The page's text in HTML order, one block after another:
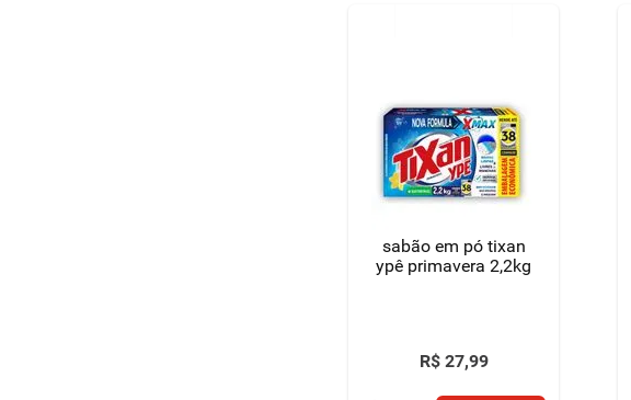
sabão em pó tixan
ypê primavera 2,2kg
R$ 27,99